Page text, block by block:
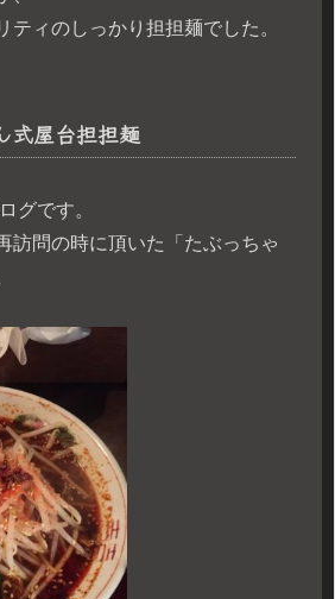
ティのしっかり担担麺でした。
式屋台担担麺
グです。
訪問の時に頂いた「たぶっちゃ